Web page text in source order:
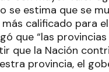
se estima que se
calificado para
que “las
que la Nación
provincia, el